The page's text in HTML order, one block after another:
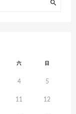
六 日
4 5
11 12